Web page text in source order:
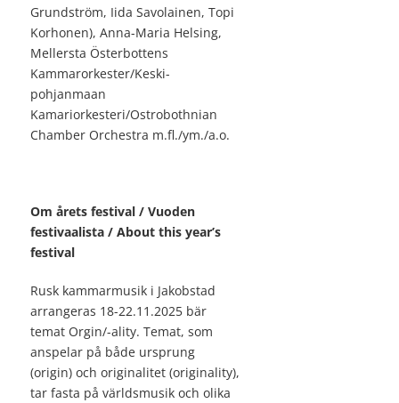
Grundström, Iida Savolainen, Topi
Korhonen), Anna-Maria Helsing,
Mellersta Österbottens
Kammarorkester/Keski-
pohjanmaan
Kamariorkesteri/Ostrobothnian
Chamber Orchestra m.fl./ym./a.o.
Om årets festival / Vuoden
festivaalista / About this year’s
festival
Rusk kammarmusik i Jakobstad
arrangeras 18-22.11.2025 bär
temat Orgin/-ality. Temat, som
anspelar på både ursprung
(origin) och originalitet (originality),
tar fasta på världsmusik och olika